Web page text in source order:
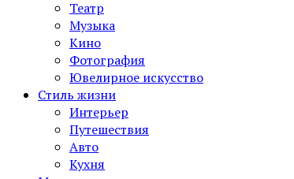
Театр
Музыка
Кино
Фотография
Ювелирное искусство
Стиль жизни
Интерьер
Путешествия
Авто
Кухня